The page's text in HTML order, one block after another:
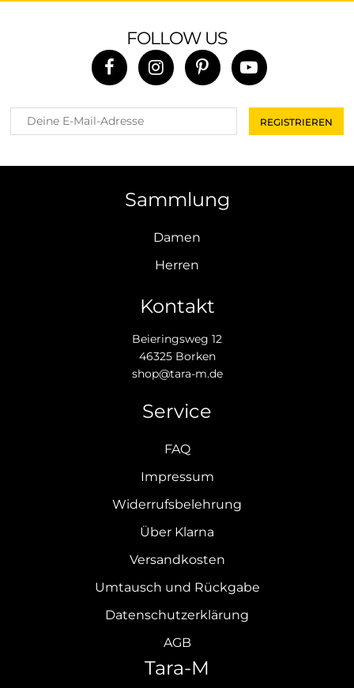
FOLLOW US
Sammlung
Damen
Herren
Kontakt
Beieringsweg 12
46325 Borken
shop@tara-m.de
Service
FAQ
Impressum
Widerrufsbelehrung
Über Klarna
Versandkosten
Umtausch und Rückgabe
Datenschutzerklärung
AGB
Tara-M